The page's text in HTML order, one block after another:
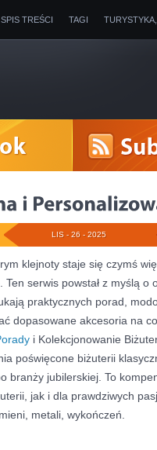
SPIS TREŚCI TAGI
LIS - 26 - 2025
klejnoty staje się czymś
serwis powstał z myślą o
praktycznych porad,
dopasowane akcesoria na
i Kolekcjonowanie
poświęcone biżuterii
branży jubilerskiej. To
jak i dla prawdziwych
metali, wykończeń.